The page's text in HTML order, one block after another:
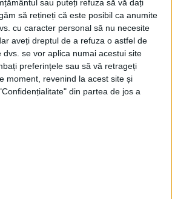
sau puteți refuza să vă dați
să rețineți că este posibil ca anumite
cu caracter personal să nu necesite
aveți dreptul de a refuza o astfel de
se vor aplica numai acestui site
preferințele sau să vă retrageți
moment, revenind la acest site și
din partea de jos a
faimos mai ales...